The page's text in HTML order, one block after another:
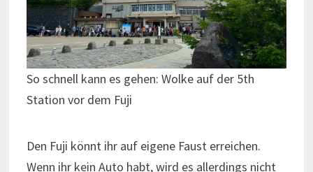
So schnell kann es gehen: Wolke auf der 5th
Station vor dem Fuji
Den Fuji könnt ihr auf eigene Faust erreichen.
Wenn ihr kein Auto habt, wird es allerdings nicht